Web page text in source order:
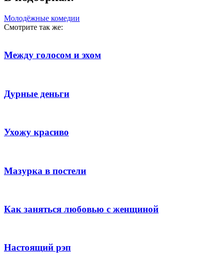
Молодёжные комедии
Смотрите так же:
Между голосом и эхом
Дурные деньги
Ухожу красиво
Мазурка в постели
Как заняться любовью с женщиной
Настоящий рэп